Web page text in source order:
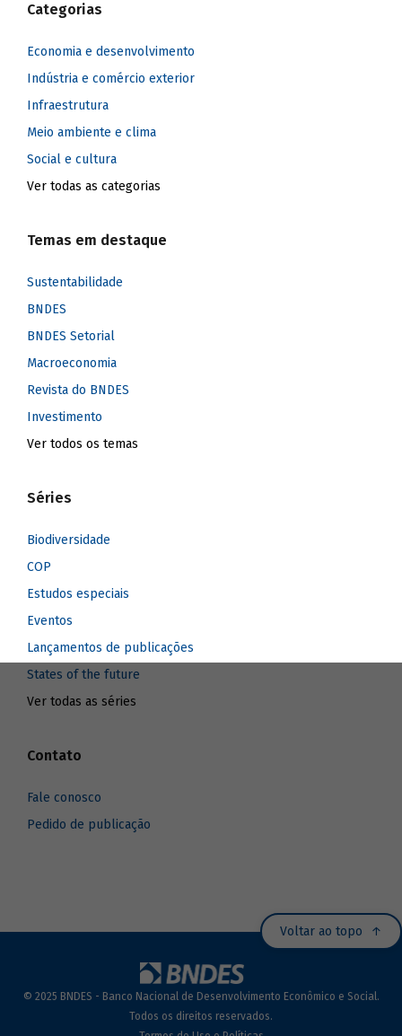
Categorias
Economia e desenvolvimento
Indústria e comércio exterior
Infraestrutura
Meio ambiente e clima
Social e cultura
Ver todas as categorias
Temas em destaque
Sustentabilidade
BNDES
BNDES Setorial
Macroeconomia
Revista do BNDES
Investimento
Ver todos os temas
Séries
Biodiversidade
COP
Estudos especiais
Eventos
Lançamentos de publicações
States of the future
Ver todas as séries
Contato
Fale conosco
Pedido de publicação
Voltar ao topo
© 2025 BNDES - Banco Nacional de Desenvolvimento Econômico e Social.
Todos os direitos reservados.